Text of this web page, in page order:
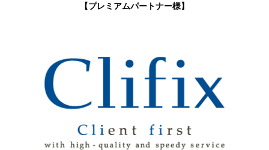
【プレミアムパートナー様】